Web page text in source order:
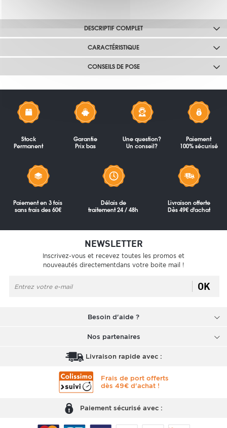
DESCRIPTIF COMPLET
CARACTÉRISTIQUE
CONSEILS DE POSE
Stock
Permanent
Garantie
Prix bas
Une question?
Un conseil?
Paiement
100% sécurisé
Paiement en 3 fois
sans frais des 60€
Délais de
traitement 24 / 48h
Livraison offerte
Dès 49€ d'achat
NEWSLETTER
Inscrivez-vous et recevez toutes les promos et
nouveautés directementdans votre boite mail !
OK
Besoin d'aide ?
Nos partenaires
Livraison rapide avec :
Frais de port offerts
dès 49€ d'achat !
Paiement sécurisé avec :